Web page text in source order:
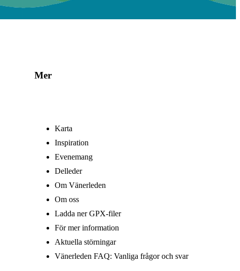
Mer
Karta
Inspiration
Evenemang
Delleder
Om Vänerleden
Om oss
Ladda ner GPX-filer
För mer information
Aktuella störningar
Vänerleden FAQ: Vanliga frågor och svar